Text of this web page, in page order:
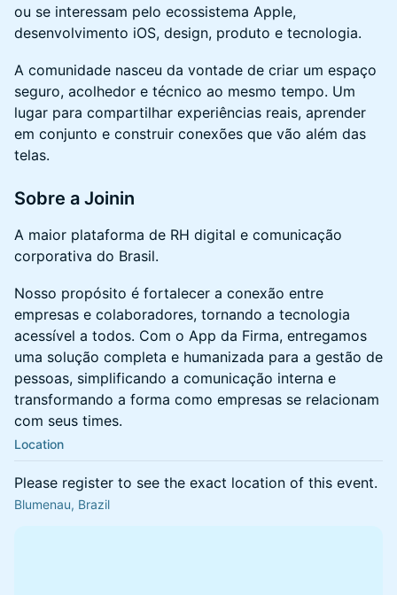
ou se interessam pelo ecossistema Apple,
desenvolvimento iOS, design, produto e tecnologia.
A comunidade nasceu da vontade de criar um espaço
seguro, acolhedor e técnico ao mesmo tempo. Um
lugar para compartilhar experiências reais, aprender
em conjunto e construir conexões que vão além das
telas.
Sobre a Joinin
A maior plataforma de RH digital e comunicação
corporativa do Brasil.
Nosso propósito é fortalecer a conexão entre
empresas e colaboradores, tornando a tecnologia
acessível a todos. Com o App da Firma, entregamos
uma solução completa e humanizada para a gestão de
pessoas, simplificando a comunicação interna e
transformando a forma como empresas se relacionam
com seus times.
Location
Please register to see the exact location of this event.
Blumenau, Brazil